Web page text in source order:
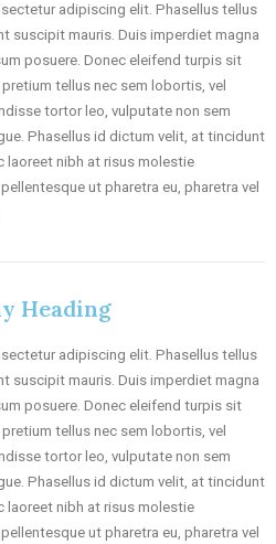
adipiscing elit. Phasellus tellus
suscipit mauris. Duis imperdiet magna
posuere. Donec eleifend turpis sit
tellus nec sem lobortis, vel
tortor leo, vulputate non sem
Phasellus id dictum velit, at tincidunt
laoreet nibh at risus molestie
ut pharetra eu, pharetra vel
Heading
adipiscing elit. Phasellus tellus
suscipit mauris. Duis imperdiet magna
posuere. Donec eleifend turpis sit
tellus nec sem lobortis, vel
tortor leo, vulputate non sem
Phasellus id dictum velit, at tincidunt
laoreet nibh at risus molestie
ut pharetra eu, pharetra vel